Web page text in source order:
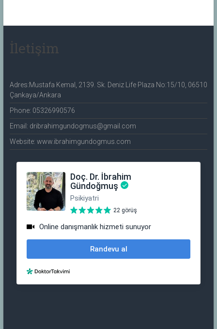
İletişim
Adres:Mustafa Kemal, 2139. Sk. Deniz Life Plaza No:15/10, 06510
Çankaya/Ankara
Phone: 05326990576
Email: dribrahimgundogmus@gmail.com
Website: www.ibrahimgundogmus.com